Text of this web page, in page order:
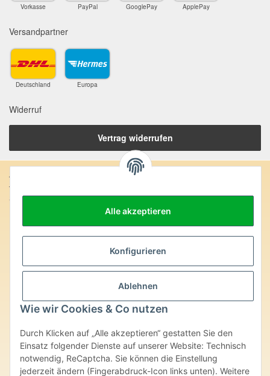
Alle akzeptieren
Konfigurieren
Ablehnen
Wie wir Cookies & Co nutzen
Durch Klicken auf „Alle akzeptieren“ gestatten Sie den
Einsatz folgender Dienste auf unserer Website: Technisch
notwendig, ReCaptcha. Sie können die Einstellung
jederzeit ändern (Fingerabdruck-Icon links unten). Weitere
Vorkasse PayPal GooglePay ApplePay
Versandpartner
Deutschland Europa
Widerruf
Vertrag widerrufen
Anschrift:
SteinZeitOase
besondere Kräfte und Eigenschaften zugeordnet. Wir weisen
ausdrücklich darauf hin, dass alle gemachten Aussagen bzgl.
heilender Wirkungen (körperlich-seelisch-mental-geistig) einzelner
überlassenen Unterlagen bisher weder medizinisch anerkannt oder
wissenschaftlich nachweisbar sind. Die gemachten Angaben
beruhen ausschließlich auf Überlieferungen und langjähriger
Erfahrung. Unsere Produkte ersetzen nie den Besuch beim Arzt